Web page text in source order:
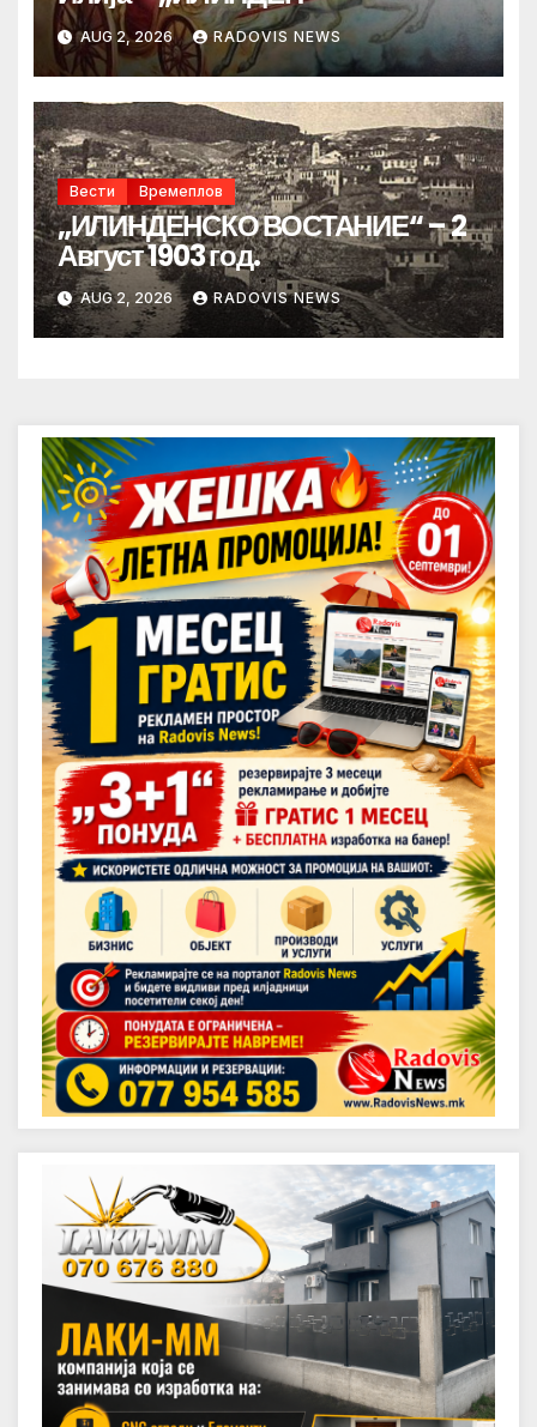
AUG 2, 2026 RADOVIS NEWS
Вести Времеплов
„ИЛИНДЕНСКО ВОСТАНИЕ“ – 2
Август 1903 год.
AUG 2, 2026 RADOVIS NEWS